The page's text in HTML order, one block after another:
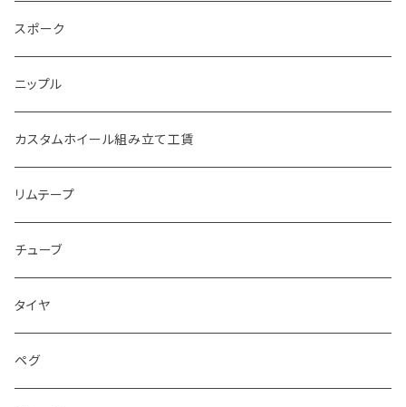
スポーク
ニップル
カスタムホイール組み立て工賃
リムテープ
チューブ
タイヤ
ペグ